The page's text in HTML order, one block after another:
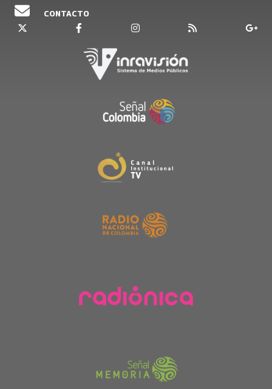
CONTACTO